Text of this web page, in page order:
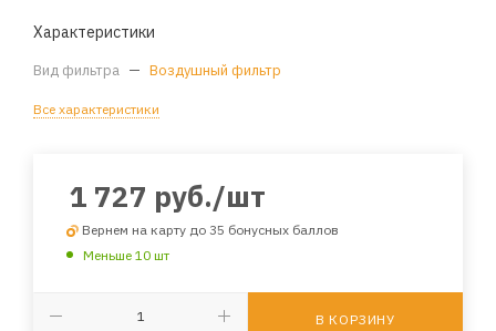
Характеристики
Вид фильтра — Воздушный фильтр
Все характеристики
1 727 руб./шт
Вернем на карту до 35 бонусных баллов
Меньше 10 шт
В КОРЗИНУ